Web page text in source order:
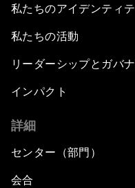
私たちのアイデンティ
私たちの活動
リーダーシップとガバ
インパクト
詳細
センター（部門）
会合